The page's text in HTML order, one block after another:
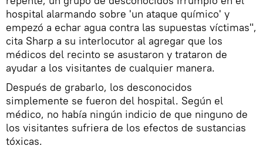
hospital alarmando sobre 'un ataque químico' y
empezó a echar agua contra las supuestas víctimas",
cita Sharp a su interlocutor al agregar que los
médicos del recinto se asustaron y trataron de
ayudar a los visitantes de cualquier manera.
Después de grabarlo, los desconocidos
simplemente se fueron del hospital. Según el
médico, no había ningún indicio de que ninguno de
los visitantes sufriera de los efectos de sustancias
tóxicas.